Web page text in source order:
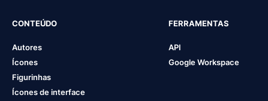
CONTEÚDO
Autores
Ícones
Figurinhas
Ícones de interface
FERRAMENTAS
API
Google Workspace